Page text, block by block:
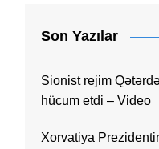
Son Yazılar
Sionist rejim
hücum etdi – Video
Xorvatiya